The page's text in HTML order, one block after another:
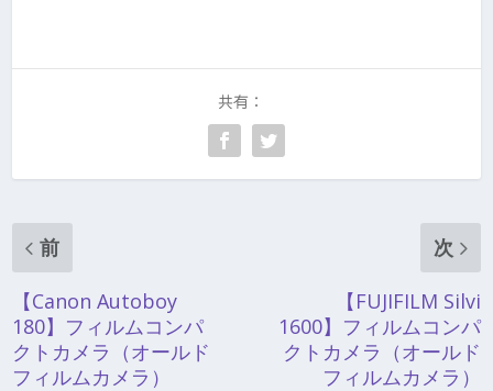
共有：
前
【Canon Autoboy
180】フィルムコンパ
クトカメラ（オールド
フィルムカメラ）
次
【FUJIFILM Silvi
1600】フィルムコンパ
クトカメラ（オールド
フィルムカメラ）